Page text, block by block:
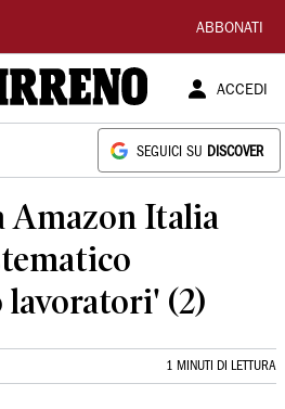
ABBONATI
ACCEDI
SEGUICI SU DISCOVER
Amazon Italia
(2)
1 MINUTI DI LETTURA